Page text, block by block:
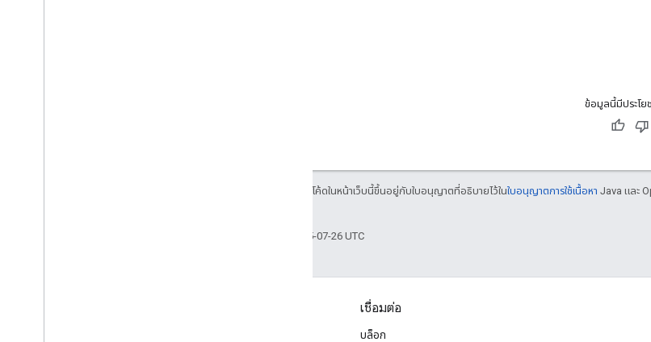
ข้อมูลนี้มีประโย
ตัวอย่างเนื้อหาและโค้ดในหน้าเว็บนี้ขึ้นอยู่กับใบอนุญาตที่อธิบายไว้ในใบอนุญาตการใช้เนื้อหา Java และ
อัปเดตล่าสุด 2025-07-26 UTC
เชื่อมต่อ
บล็อก